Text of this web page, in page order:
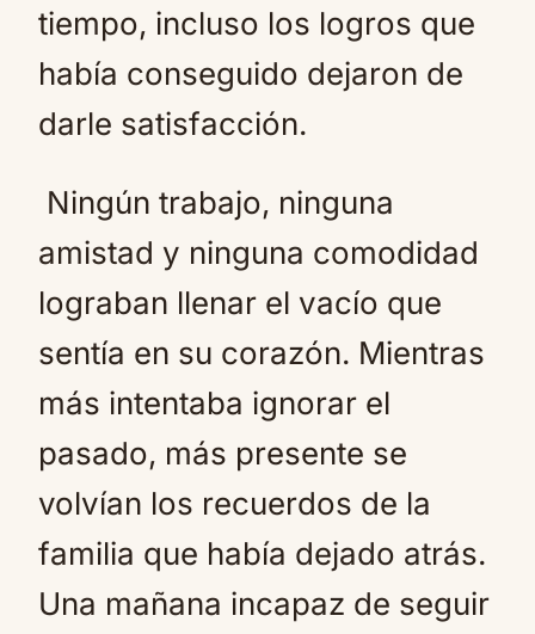
tiempo, incluso los logros que
había conseguido dejaron de
darle satisfacción.
Ningún trabajo, ninguna
amistad y ninguna comodidad
lograban llenar el vacío que
sentía en su corazón. Mientras
más intentaba ignorar el
pasado, más presente se
volvían los recuerdos de la
familia que había dejado atrás.
Una mañana incapaz de seguir